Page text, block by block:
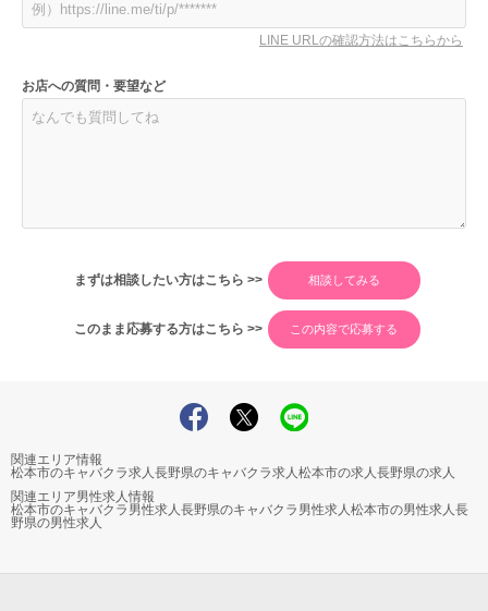
LINE URLの確認方法はこちらから
お店への質問・要望など
まずは相談したい方はこちら >>
このまま応募する方はこちら >>
関連エリア情報
松本市のキャバクラ求人長野県のキャバクラ求人松本市の求人長野県の求人
関連エリア男性求人情報
松本市のキャバクラ男性求人長野県のキャバクラ男性求人松本市の男性求人長
野県の男性求人